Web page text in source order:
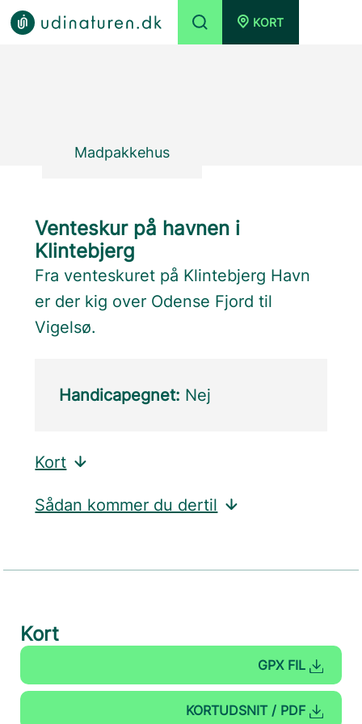
KORT
Madpakkehus
Venteskur på havnen i
Klintebjerg
Fra venteskuret på Klintebjerg Havn
er der kig over Odense Fjord til
Vigelsø.
Handicapegnet: Nej
Kort
Sådan kommer du dertil
Kort
GPX FIL
KORTUDSNIT / PDF